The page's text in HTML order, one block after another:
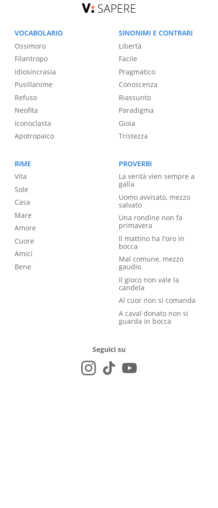
SAPERE
VOCABOLARIO
Ossimoro
Filantropo
Idiosincrasia
Pusillanime
Refuso
Neofita
Iconoclasta
Apotropaico
SINONIMI E CONTRARI
Libertà
Facile
Pragmatico
Conoscenza
Riassunto
Paradigma
Gioia
Tristezza
RIME
Vita
Sole
Casa
Mare
Amore
Cuore
Amici
Bene
PROVERBI
La verità vien sempre a
galla
Uomo avvisato, mezzo
salvato
Una rondine non fa
primavera
Il mattino ha l'oro in
bocca
Mal comune, mezzo
gaudio
Il gioco non vale la
candela
Al cuor non si comanda
A caval donato non si
guarda in bocca
Seguici su